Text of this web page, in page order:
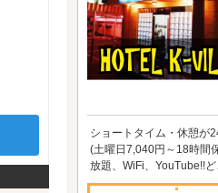
ショートタイム・休憩が
(土曜日7,040円～18時間
放題、WiFi、YouTube!!